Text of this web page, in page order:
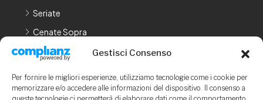
Gestisci Consenso
Per fornire le migliori esperienze, utilizziamo tecnologie come i cookie per
memorizzare e/o accedere alle informazioni del dispositivo. Il consenso a
Seriate
Cenate Sopra
Cenate Sotto